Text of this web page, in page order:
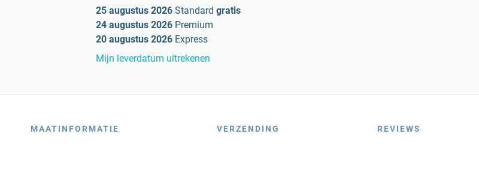
25 augustus 2026 Standard gratis
24 augustus 2026 Premium
20 augustus 2026 Express
Mijn leverdatum uitrekenen
MAATINFORMATIE VERZENDING REVIEWS